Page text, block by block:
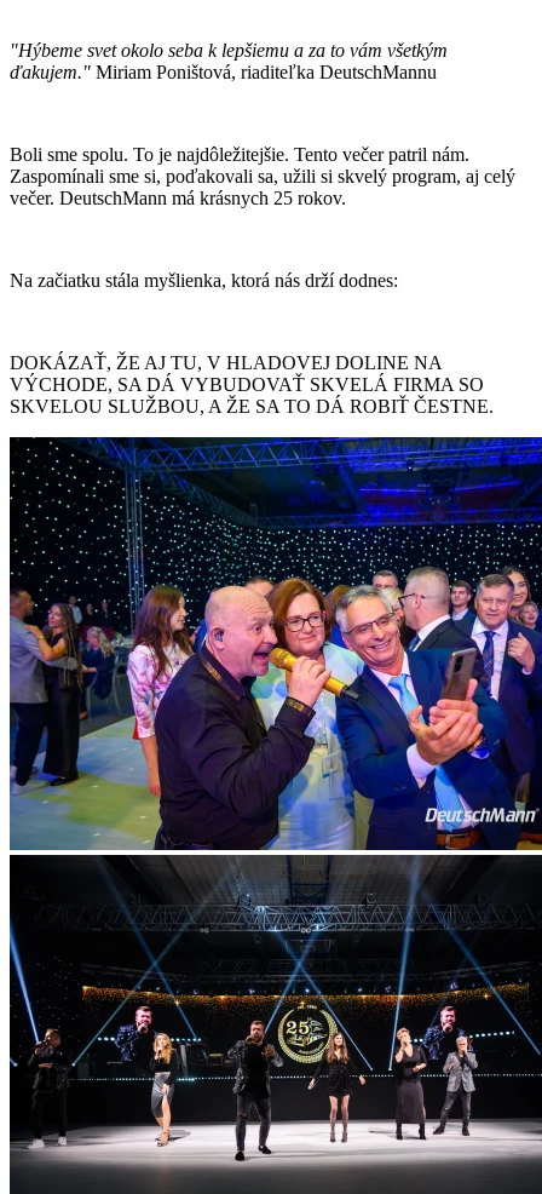
"Hýbeme svet okolo seba k lepšiemu a za to vám všetkým
ďakujem." Miriam Poništová, riaditeľka DeutschMannu
Boli sme spolu. To je najdôležitejšie. Tento večer patril nám.
Zaspomínali sme si, poďakovali sa, užili si skvelý program, aj celý
večer. DeutschMann má krásnych 25 rokov.
Na začiatku stála myšlienka, ktorá nás drží dodnes:
DOKÁZAŤ, ŽE AJ TU, V HLADOVEJ DOLINE NA
VÝCHODE, SA DÁ VYBUDOVAŤ SKVELÁ FIRMA SO
SKVELOU SLUŽBOU, A ŽE SA TO DÁ ROBIŤ ČESTNE.